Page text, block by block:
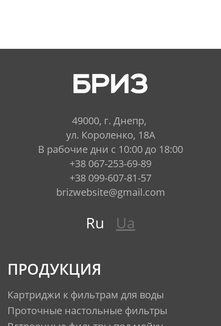
49000, г. Днепр,
ул. Короленко, 18А
В рабочие дни с 10:00 до 18:00
+38 067-253-69-89
+38 099-607-81-57
brizwebsite@gmail.com
Ru Ua
ПРОДУКЦИЯ
Картриджи к фильтрам для воды
Проточные настольные фильтры